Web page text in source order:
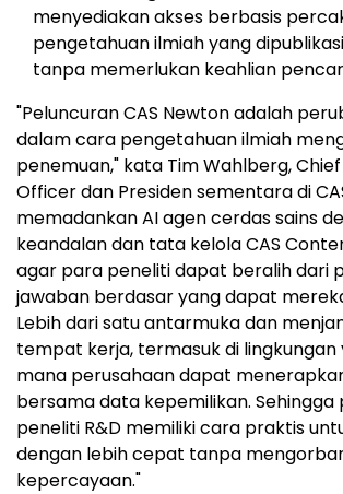
menyediakan akses berbasis
pengetahuan ilmiah yang
tanpa memerlukan keahlian
"Peluncuran CAS Newton adalah
dalam cara pengetahuan ilmiah
penemuan," kata Tim Wahlberg,
Officer dan Presiden sementara di
memadankan AI agen cerdas sains
keandalan dan tata kelola CAS
agar para peneliti dapat beralih dari
jawaban berdasar yang dapat
Lebih dari satu antarmuka dan
tempat kerja, termasuk di lingkungan
mana perusahaan dapat
bersama data kepemilikan.
peneliti R&D memiliki cara praktis
dengan lebih cepat tanpa
kepercayaan."